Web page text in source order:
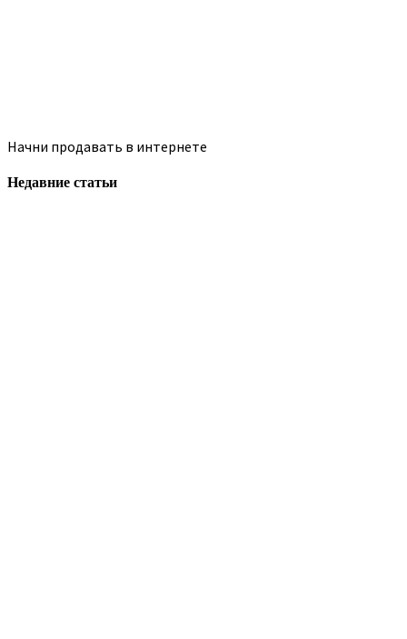
Начни продавать в интернете
Недавние статьи